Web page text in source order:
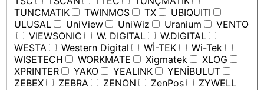
TUNCMATIK
TWINMOS TX
UBIQUITI
ULUSAL
UniView UniWiz Uranium
VENTO
VIEWSONIC
W. DIGITAL
W.DIGITAL
WESTA
Western Digital Wİ-TEK
Wi-Tek
WISETECH
WORKMATE Xigmatek
XLOG
XPRINTER
YAKO YEALINK
YENİBULUT
ZEBEX
ZEBRA ZENON ZenPos ZYWELL